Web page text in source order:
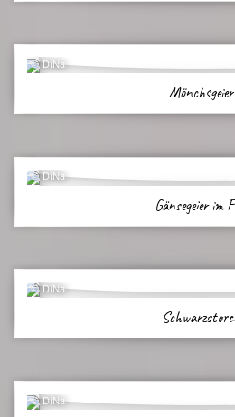
DiNa
Mönchsgeier
DiNa
Gänsegeier im
DiNa
DiNa